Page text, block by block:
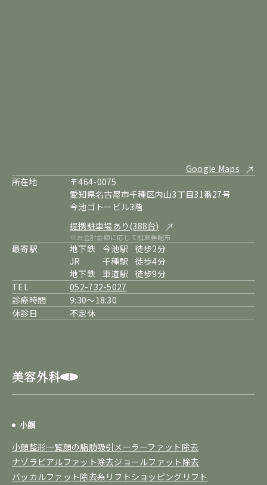
Google Maps
所在地
〒464-0075
愛知県名古屋市千種区内山3丁目31番27号
今池ゴトービル3階
提携駐車場あり(388台)
※お会計金額に応じて駐車券配布
最寄駅 地下鉄 今池駅
徒歩2分
JR
千種駅
徒歩4分
地下鉄
車道駅
徒歩9分
TEL
052-732-5027
診療時間
9:30～18:30
休診日
不定休
美容外科
小顔
小顔整形一覧顔の脂肪吸引 メーラーファット除去
ナゾラビアルファット除去ジョールファット除去
バッカルファット除去糸リフトショッピングリフト